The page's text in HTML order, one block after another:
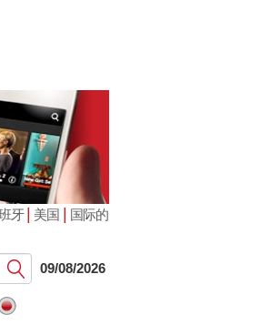
牙| 美国 | 国际的
提
交
09/08/2026